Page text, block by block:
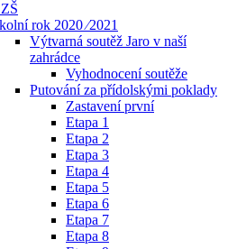
rok 2020 ⁄2021
Výtvarná soutěž Jaro v naší
zahrádce
Vyhodnocení soutěže
Putování za přídolskými poklady
Zastavení první
Etapa 1
Etapa 2
Etapa 3
Etapa 4
Etapa 5
Etapa 6
Etapa 7
Etapa 8